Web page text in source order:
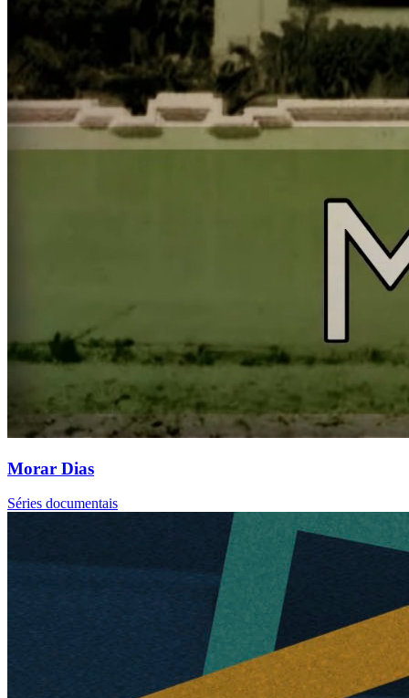
Morar Dias
Séries documentais